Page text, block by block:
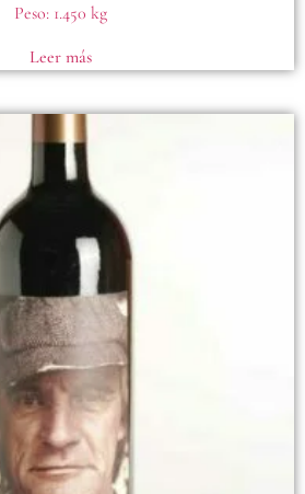
Peso:1.450 kg
Leer más